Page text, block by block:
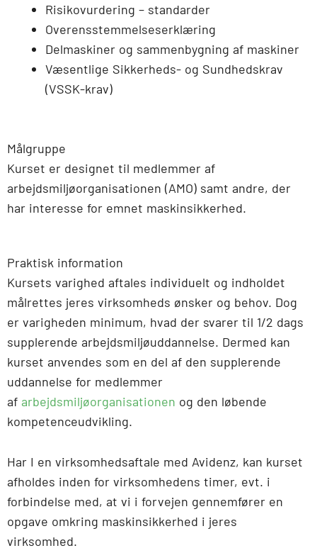
Risikovurdering – standarder
Overensstemmelseserklæring
Delmaskiner og sammenbygning af maskiner
Væsentlige Sikkerheds- og Sundhedskrav
(VSSK-krav)
Målgruppe
Kurset er designet til medlemmer af
arbejdsmiljøorganisationen (AMO) samt andre, der
har interesse for emnet maskinsikkerhed.
Praktisk information
Kursets varighed aftales individuelt og indholdet
målrettes jeres virksomheds ønsker og behov. Dog
er varigheden minimum, hvad der svarer til 1/2 dags
supplerende arbejdsmiljøuddannelse. Dermed kan
kurset anvendes som en del af den supplerende
uddannelse for medlemmer
af arbejdsmiljøorganisationen og den løbende
kompetenceudvikling.
Har I en virksomhedsaftale med Avidenz, kan kurset
afholdes inden for virksomhedens timer, evt. i
forbindelse med, at vi i forvejen gennemfører en
opgave omkring maskinsikkerhed i jeres
virksomhed.